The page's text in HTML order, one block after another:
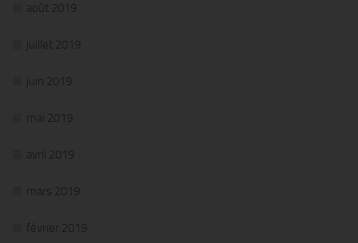
août 2019
juillet 2019
juin 2019
mai 2019
avril 2019
mars 2019
février 2019